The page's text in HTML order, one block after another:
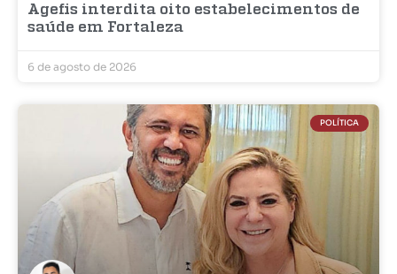
Agefis interdita oito estabelecimentos de
saúde em Fortaleza
6 de agosto de 2026
POLÍTICA